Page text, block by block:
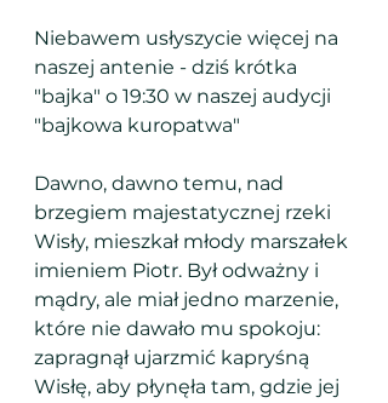
Niebawem usłyszycie więcej na
naszej antenie - dziś krótka
"bajka" o 19:30 w naszej audycji
"bajkowa kuropatwa"
Dawno, dawno temu, nad
brzegiem majestatycznej rzeki
Wisły, mieszkał młody marszałek
imieniem Piotr. Był odważny i
mądry, ale miał jedno marzenie,
które nie dawało mu spokoju:
zapragnął ujarzmić kapryśną
Wisłę, aby płynęła tam, gdzie jej